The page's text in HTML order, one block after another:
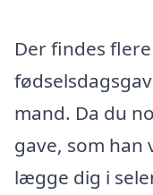
Der findes
mand. Da du
gave, som han
lægge dig i